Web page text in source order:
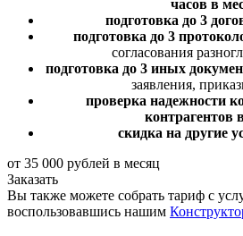
часов в
подготовка до 3
подготовка до 3
согласования
подготовка до 3 иных
заявления,
проверка надежности
контрагентов
скидка на другие
от 35 000 рублей в месяц
Заказать
Вы также можете собрать тариф с
воспользовавшись нашим